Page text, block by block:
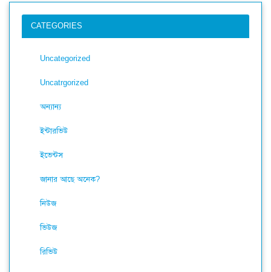
CATEGORIES
Uncategorized
Uncatrgorized
অন্যান্য
ইন্টারভিউ
ইভেন্টস
জানার আছে অনেক?
নিউজ
ভিউজ
রিভিউ